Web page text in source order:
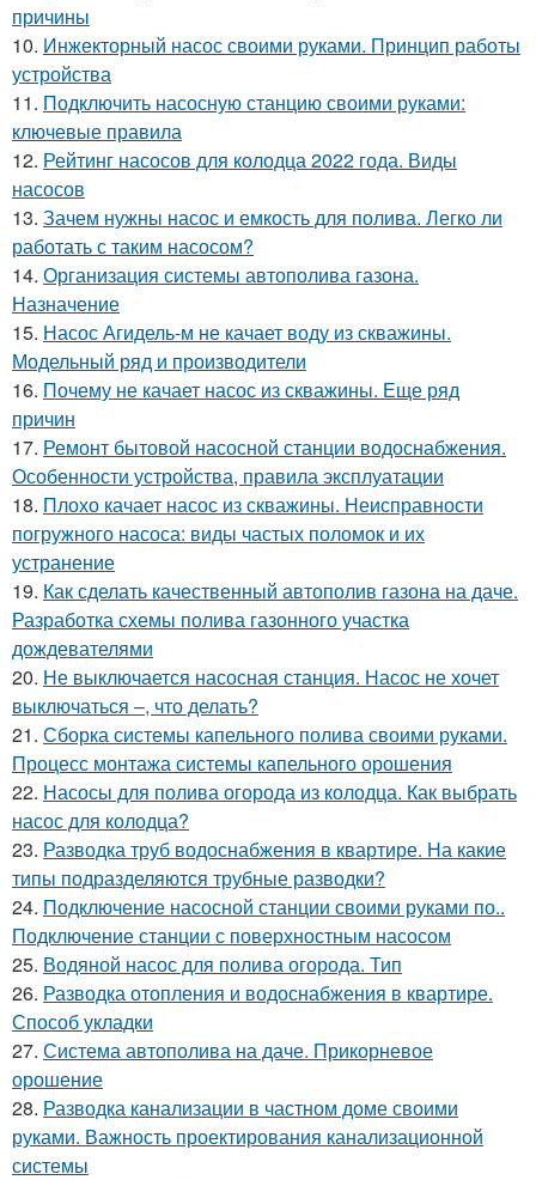
причины
10. Инжекторный насос своими руками. Принцип работы
устройства
11. Подключить насосную станцию своими руками:
ключевые правила
12. Рейтинг насосов для колодца 2022 года. Виды
насосов
13. Зачем нужны насос и емкость для полива. Легко ли
работать с таким насосом?
14. Организация системы автополива газона.
Назначение
15. Насос Агидель-м не качает воду из скважины.
Модельный ряд и производители
16. Почему не качает насос из скважины. Еще ряд
причин
17. Ремонт бытовой насосной станции водоснабжения.
Особенности устройства, правила эксплуатации
18. Плохо качает насос из скважины. Неисправности
погружного насоса: виды частых поломок и их
устранение
19. Как сделать качественный автополив газона на даче.
Разработка схемы полива газонного участка
дождевателями
20. Не выключается насосная станция. Насос не хочет
выключаться –, что делать?
21. Сборка системы капельного полива своими руками.
Процесс монтажа системы капельного орошения
22. Насосы для полива огорода из колодца. Как выбрать
насос для колодца?
23. Разводка труб водоснабжения в квартире. На какие
типы подразделяются трубные разводки?
24. Подключение насосной станции своими руками по..
Подключение станции с поверхностным насосом
25. Водяной насос для полива огорода. Тип
26. Разводка отопления и водоснабжения в квартире.
Способ укладки
27. Система автополива на даче. Прикорневое
орошение
28. Разводка канализации в частном доме своими
руками. Важность проектирования канализационной
системы